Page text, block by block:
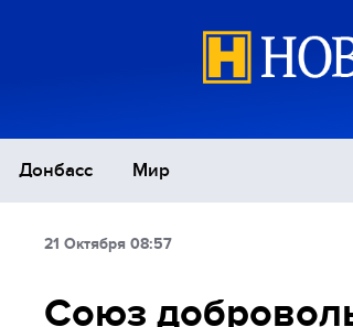
Донбасс Мир
21 Октября 08:57
Союз